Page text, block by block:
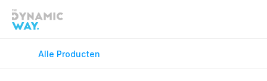
Keukenkranen
Alle Producten